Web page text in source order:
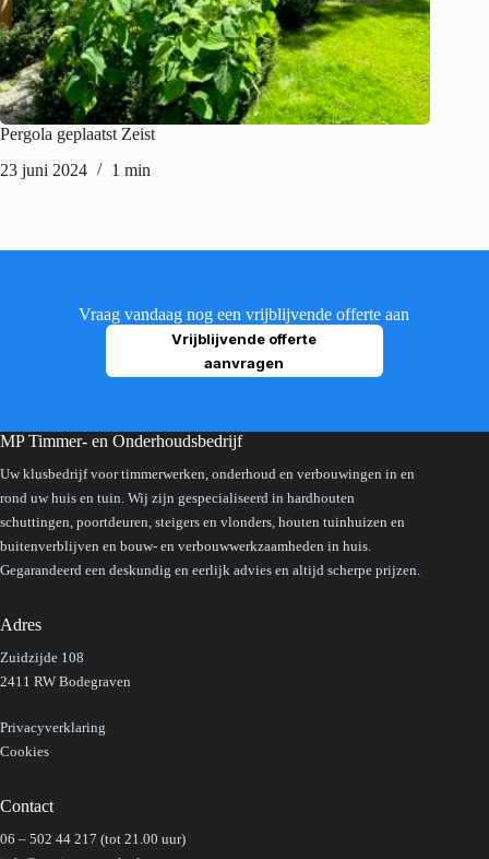
Pergola geplaatst Zeist
23 juni 2024
1 min
Vraag vandaag nog een vrijblijvende offerte aan
Vrijblijvende offerte
aanvragen
MP Timmer- en Onderhoudsbedrijf
Uw klusbedrijf voor timmerwerken, onderhoud en verbouwingen in en
rond uw huis en tuin. Wij zijn gespecialiseerd in hardhouten
schuttingen, poortdeuren, steigers en vlonders, houten tuinhuizen en
buitenverblijven en bouw- en verbouwwerkzaamheden in huis.
Gegarandeerd een deskundig en eerlijk advies en altijd scherpe prijzen.
Adres
Zuidzijde 108
2411 RW Bodegraven
Privacyverklaring
Cookies
Contact
06 – 502 44 217 (tot 21.00 uur)